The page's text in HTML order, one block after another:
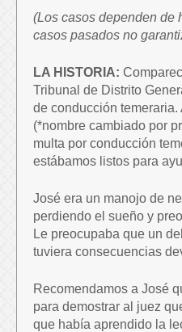
(Los casos dependen de
casos pasados no
LA HISTORIA:
Tribunal de Distrito
de conducción
(*nombre cambiado por
multa por conducción
estábamos listos para
José era un manojo de
perdiendo el sueño y
Le preocupaba que un
tuviera consecuencias
Recomendamos a José
para demostrar al juez
que había aprendido la